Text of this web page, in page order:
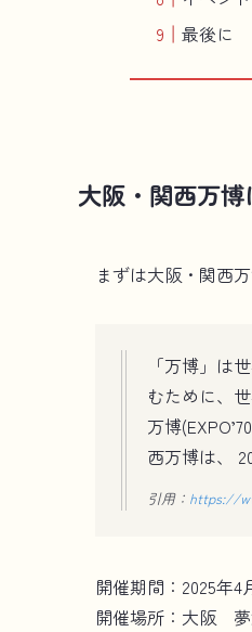
最後に
大阪・関西万博
まずは大阪・関西
「万博」は
むために、
万博
西万博は、
引用： https://
開催期間：2025年4
開催場所：大阪